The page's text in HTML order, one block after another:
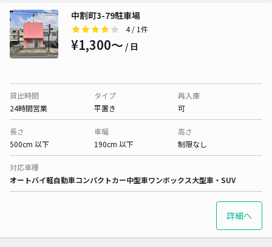
中割町3-79駐車場
4/ 1件
¥1,300〜 / 日
貸出時間
24時間営業
タイプ
平置き
再入庫
可
長さ
500cm 以下
車幅
190cm 以下
高さ
制限なし
対応車種
オートバイ軽自動車コンパクトカー中型車ワンボックス大型車・SUV
詳細へ